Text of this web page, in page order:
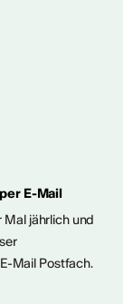
E-Mail
Mal jährlich und
Mail Postfach.